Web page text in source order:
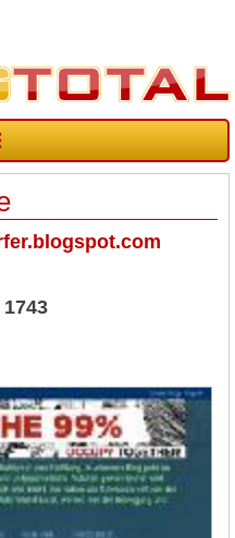
1743